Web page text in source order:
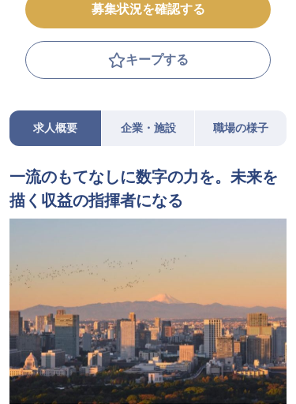
募集状況を確認する
キープする
求人概要 企業・施設 職場の様子
一流のもてなしに数字の力を。未来を
描く収益の指揮者になる